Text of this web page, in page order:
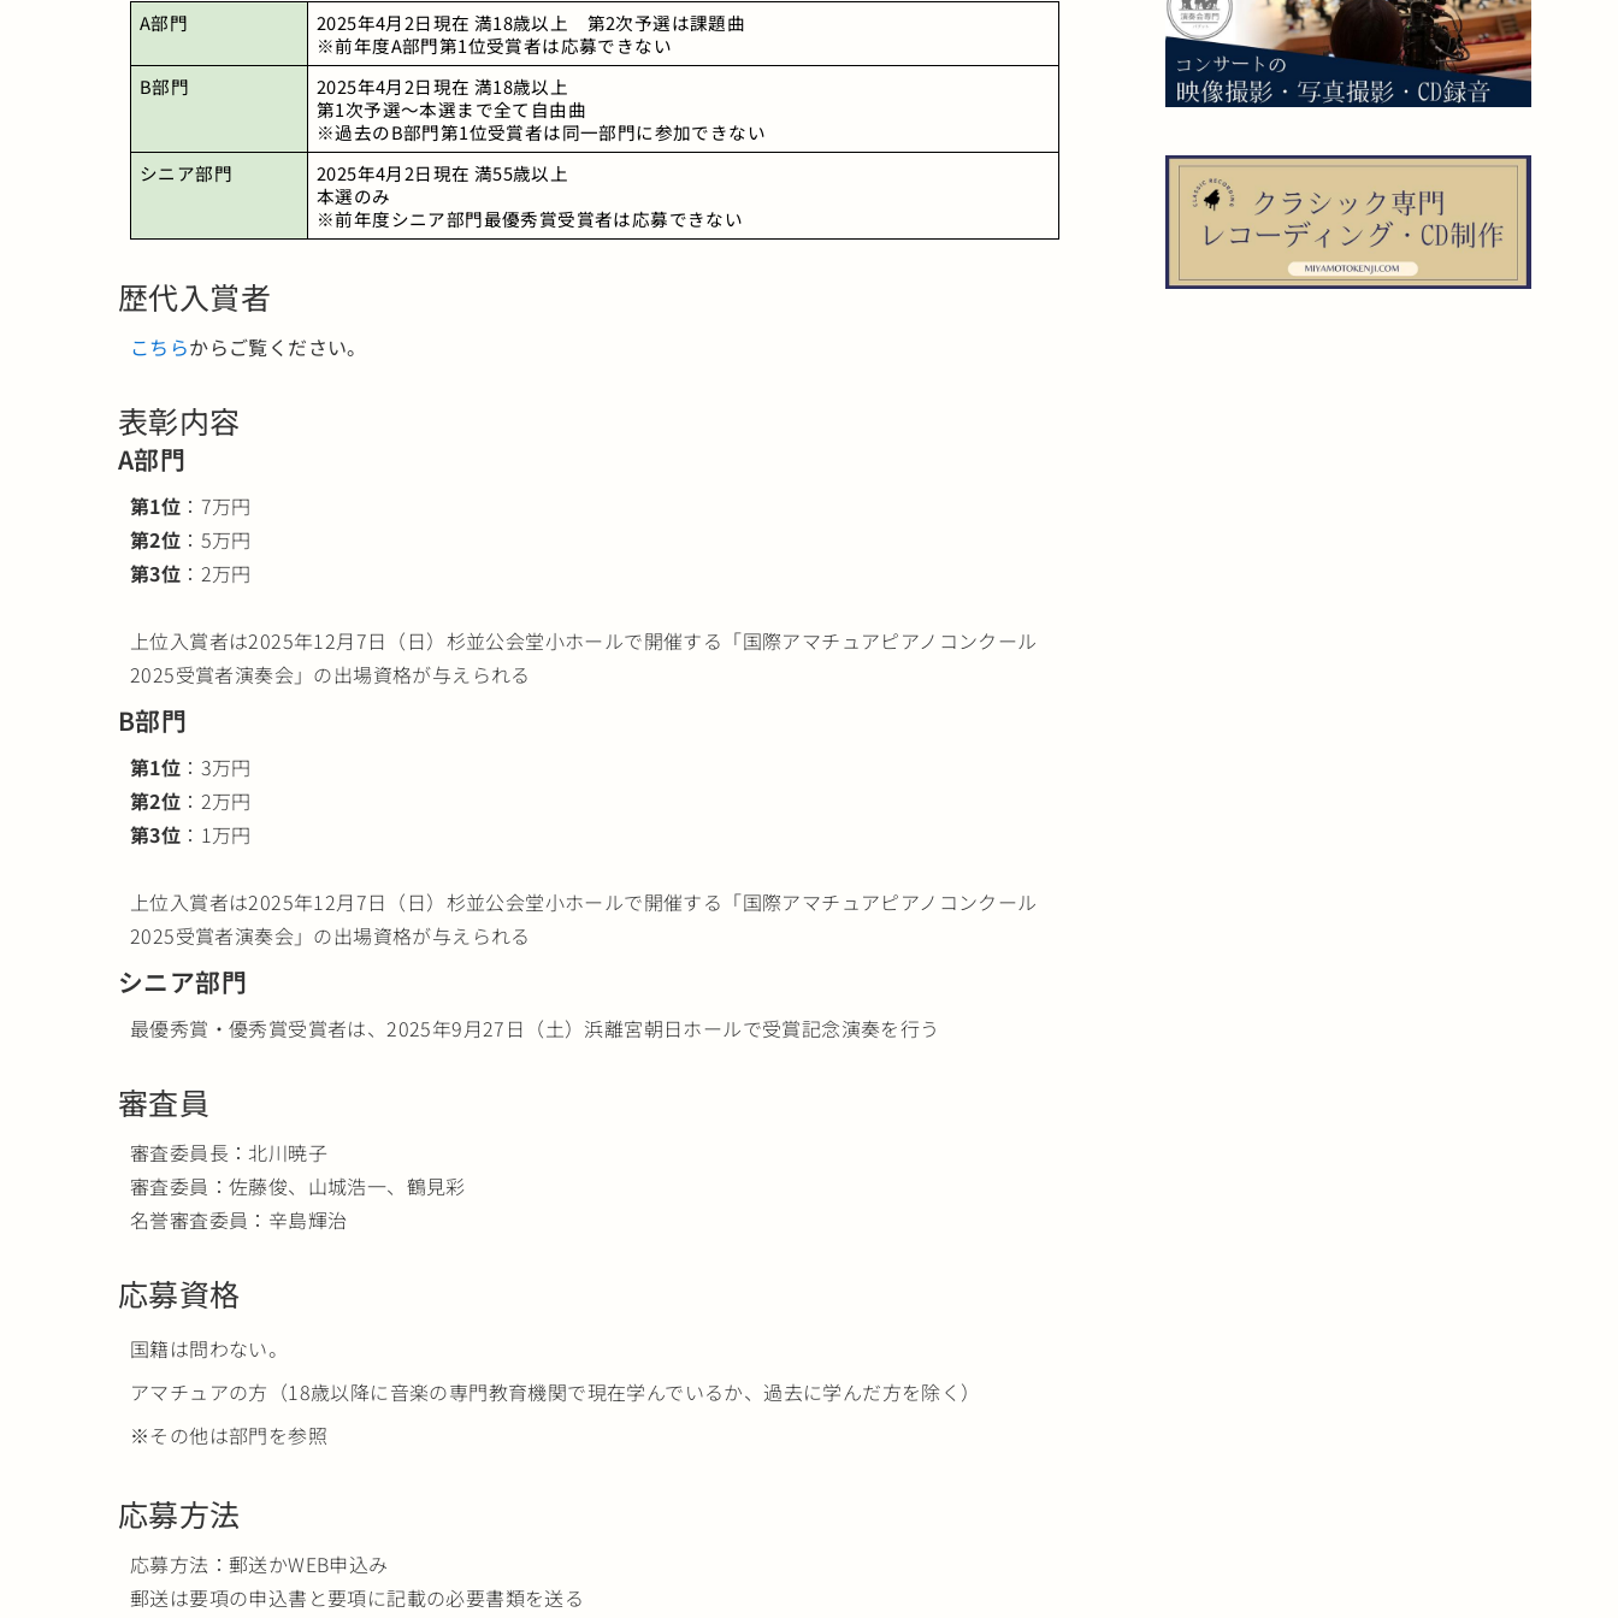
A部門
2025年4月2日現在 満18歳以上　第2次予選は課題曲
※前年度A部門第1位受賞者は応募できない
B部門
2025年4月2日現在 満18歳以上
第1次予選～本選まで全て自由曲
※過去のB部門第1位受賞者は同一部門に参加できない
シニア部門
2025年4月2日現在 満55歳以上
本選のみ
※前年度シニア部門最優秀賞受賞者は応募できない
歴代入賞者
こちらからご覧ください。
表彰内容
A部門
第1位 ：7万円
第2位 ：5万円
第3位 ：2万円
上位入賞者は2025年12月7日（日）杉並公会堂小ホールで開催する「国際アマチュアピアノコンクール
2025受賞者演奏会」の出場資格が与えられる
B部門
第1位 ：3万円
第2位 ：2万円
第3位 ：1万円
上位入賞者は2025年12月7日（日）杉並公会堂小ホールで開催する「国際アマチュアピアノコンクール
2025受賞者演奏会」の出場資格が与えられる
シニア部門
最優秀賞・優秀賞受賞者は、2025年9月27日（土）浜離宮朝日ホールで受賞記念演奏を行う
審査員
審査委員長：北川暁子
審査委員：佐藤俊、山城浩一、鶴見彩
名誉審査委員：辛島輝治
応募資格
国籍は問わない。
アマチュアの方（18歳以降に音楽の専門教育機関で現在学んでいるか、過去に学んだ方を除く）
※その他は部門を参照
応募方法
応募方法：郵送かWEB申込み
郵送は要項の申込書と要項に記載の必要書類を送る